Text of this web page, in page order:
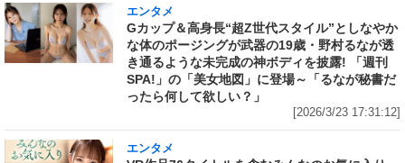
エンタメ
Gカップ＆高身長“超Z世代スタイル”としなやか
な体のポージングが武器の19歳・野村るなが透
き通るような未完成の神ボディを披露! 「週刊
SPA!」の「美女地図」に登場～「るなが秘書だ
ったら何して欲しい？」
[2026/3/23 17:31:12]
エンタメ